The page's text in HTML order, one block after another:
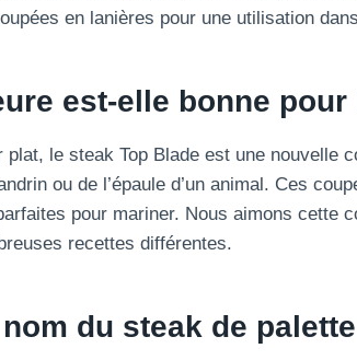
en lanières pour une utilisation
est-elle bonne pour
plat, le steak Top Blade est une nouvelle
ou de l’épaule d’un animal. Ces
pour mariner. Nous aimons cette
recettes différentes.
du steak de